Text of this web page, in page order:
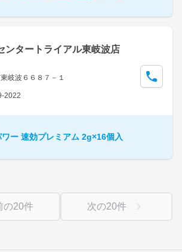
ンタートライアル東岐波店
岐波６６８７－１
2022
ワー 速効プレミアム 2g×16個入
の20件 次の20件